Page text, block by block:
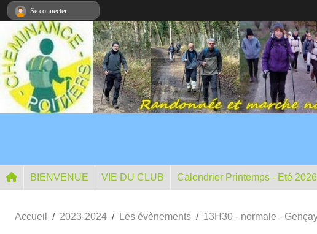
BIENVENUE VIE DU CLUB Calendrier Printemps - Eté 2026
Accueil 2023-2024 Les évènements 13H30 - normale -
Se connecter
Panneau de gestion des cookies